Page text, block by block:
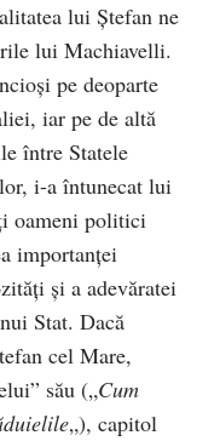
lui Ștefan ne
lui Machiavelli.
pe deoparte
iar pe de altă
între Statele
i-a întunecat lui
oameni politici
importanţei
şi a adevăratei
Stat. Dacă
cel Mare,
său („Cum
„), capitol